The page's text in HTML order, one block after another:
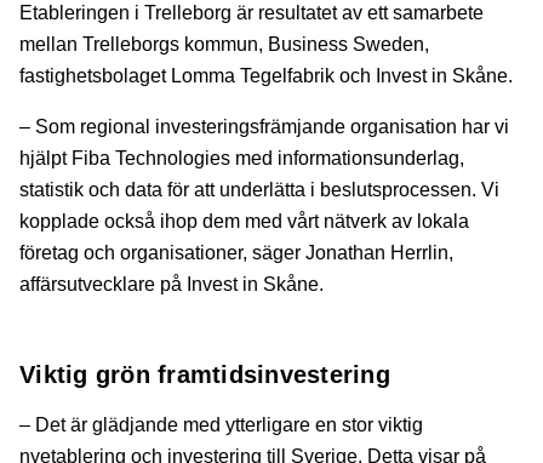
Etableringen i Trelleborg är resultatet av ett samarbete
mellan Trelleborgs kommun, Business Sweden,
fastighetsbolaget Lomma Tegelfabrik och Invest in Skåne.
– Som regional investeringsfrämjande organisation har vi
hjälpt Fiba Technologies med informationsunderlag,
statistik och data för att underlätta i beslutsprocessen. Vi
kopplade också ihop dem med vårt nätverk av lokala
företag och organisationer, säger Jonathan Herrlin,
affärsutvecklare på Invest in Skåne.
Viktig grön framtidsinvestering
– Det är glädjande med ytterligare en stor viktig
nyetablering och investering till Sverige. Detta visar på